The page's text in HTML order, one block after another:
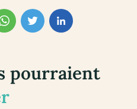
pourraient